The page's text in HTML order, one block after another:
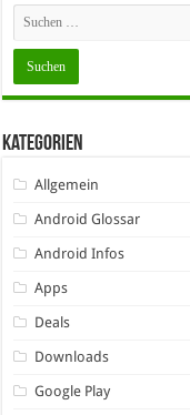
Kategorien
Allgemein
Android Glossar
Android Infos
Apps
Deals
Downloads
Google Play